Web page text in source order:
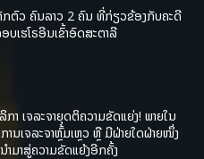
ກຕົວ ຄົນລາວ 2 ຄົນ ທີ່ກ່ຽວຂ້ອງກັບຄະດີ
ບເຮໂຣອີນເຂົ້າອົດສະຕາລີ
ກາ ເຈລະຈາຍຸດຕິຄວາມຂັດແຍ່ງ! ພາຍໃນ
ານເຈລະຈາຫຼົ້ມເຫຼວ ຫຼື ມີຝ່າຍໃດຝ່າຍໜຶ່ງ
າມາສູ່ຄວາມຂັດແຍ້ງອີກຄັ້ງ